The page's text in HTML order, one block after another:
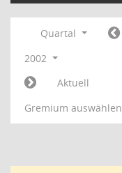
Quartal
2002
Aktuell
Gremium auswählen